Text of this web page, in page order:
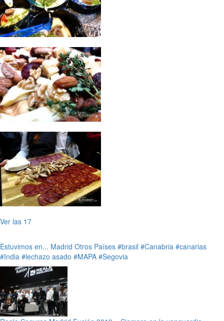
Ver las 17
Estuvimos en... Madrid Otros Países #brasil #Canabria #canarias
#India #lechazo asado #MAPA #Segovia